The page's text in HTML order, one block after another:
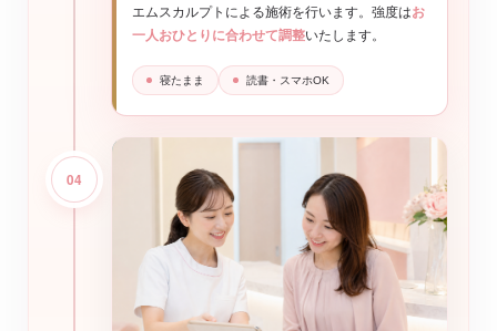
エムスカルプトによる施術を行います。強度はお
一人おひとりに合わせて調整いたします。
寝たまま 読書・スマホOK
04